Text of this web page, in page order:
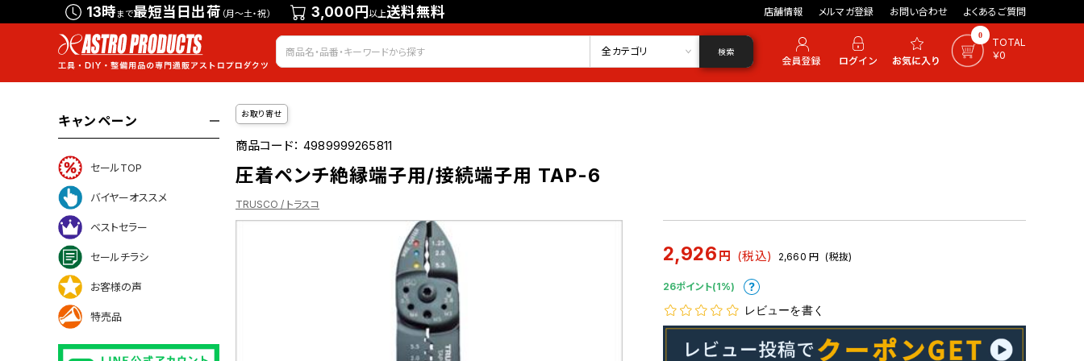
13時まで最短当日出荷 （月～土・祝） 3,000円以上送料無料 店舗情報 メルマガ登録 お問い合わせ よくあるご質問
会員登録 ログイン お気に入り 0
TOTAL
￥0
全カテゴリ 検索
キャンペーン
セールTOP
バイヤーオススメ
ベストセラー
セールチラシ
お客様の声
特売品
お取り寄せ
商品コード：4989999265811
圧着ペンチ絶縁端子用/接続端子用 TAP-6
TRUSCO / トラスコ
2,926 円 (税込) 2,660 円 (税抜)
26ポイント(1%)
レビューを書く